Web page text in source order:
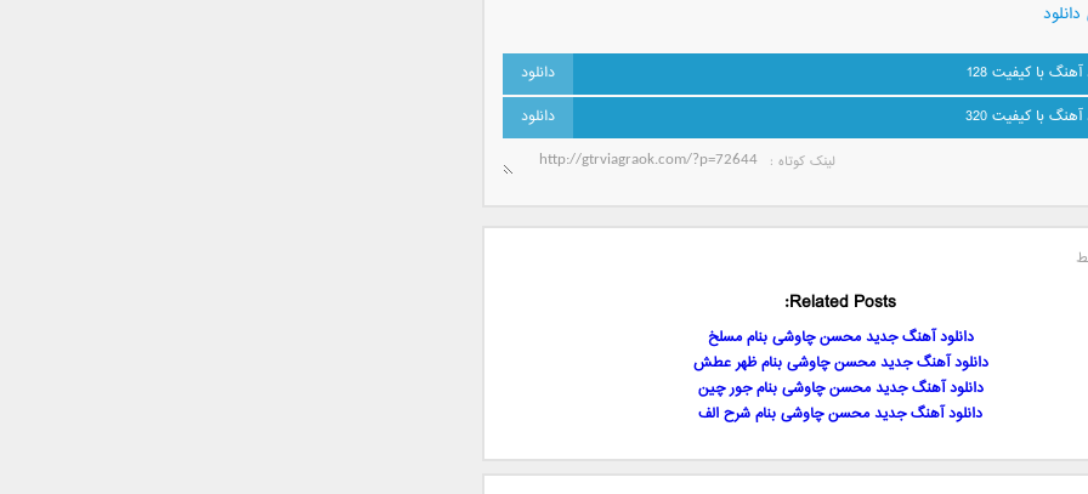
آهنگ با کیفیت 128
آهنگ با کیفیت 320
لینک کوتاه‌ :
Related Posts:
دانلود آهنگ جدید محسن چاوشی بنام مسلخ
دانلود آهنگ جدید محسن چاوشی بنام ظهر عطش
دانلود آهنگ جدید محسن چاوشی بنام جور چین
دانلود آهنگ جدید محسن چاوشی بنام شرح الف